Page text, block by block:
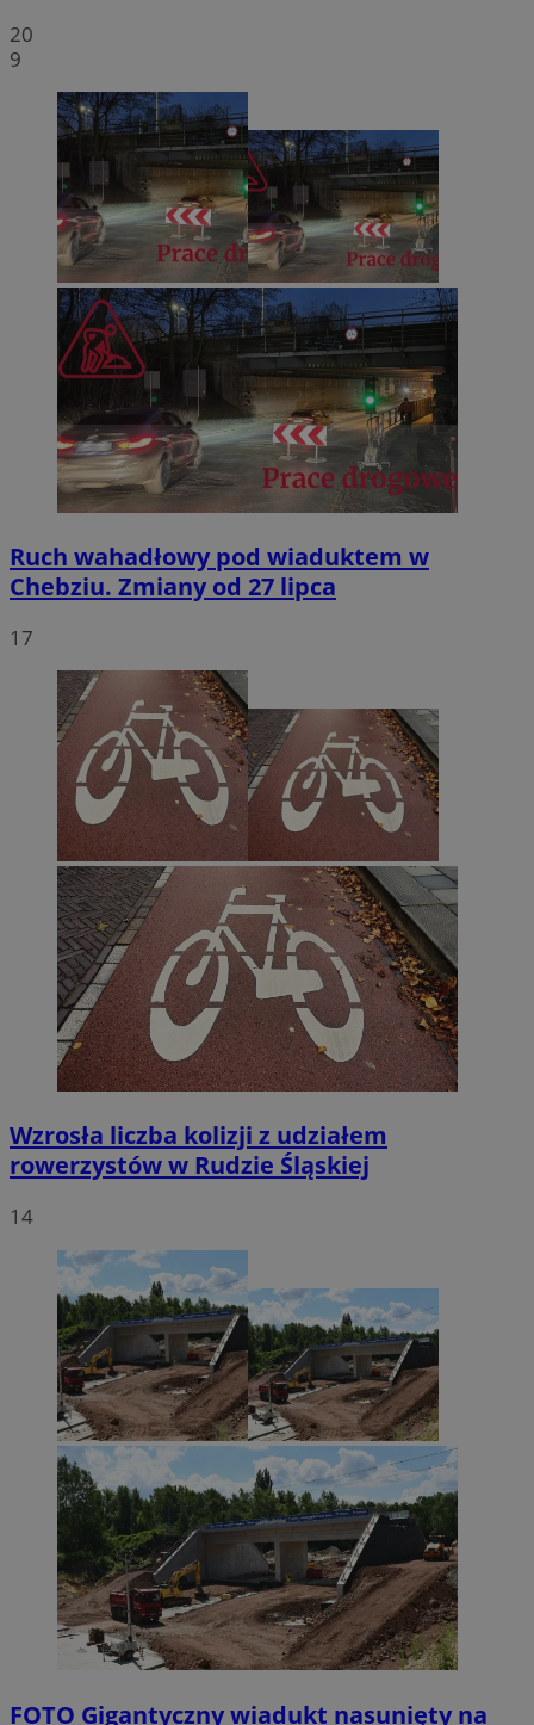
20
9
Ruch wahadłowy pod wiaduktem w
Chebziu. Zmiany od 27 lipca
17
Wzrosła liczba kolizji z udziałem
rowerzystów w Rudzie Śląskiej
14
FOTO Gigantyczny wiadukt nasunięty na